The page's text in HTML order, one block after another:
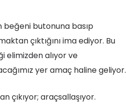
beğeni butonuna basıp
çıktığını ima ediyor. Bu
elimizden alıyor ve
yer amaç haline geliyor.
çıkıyor; araçsallaşıyor.